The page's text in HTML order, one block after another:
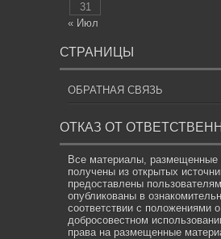
31
« Июл
СТРАНИЦЫ
ОБРАТНАЯ СВЯЗЬ
ОТКАЗ ОТ
Все материалы, размещенные
получены из открытых
предоставлены
опубликованы в
соответствии с положениями о
добросовестном
права на размещенные